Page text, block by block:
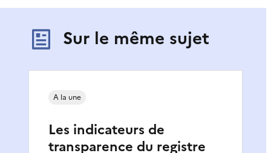
Sur le même sujet
Les indicateurs de
transparence du registre
A la une